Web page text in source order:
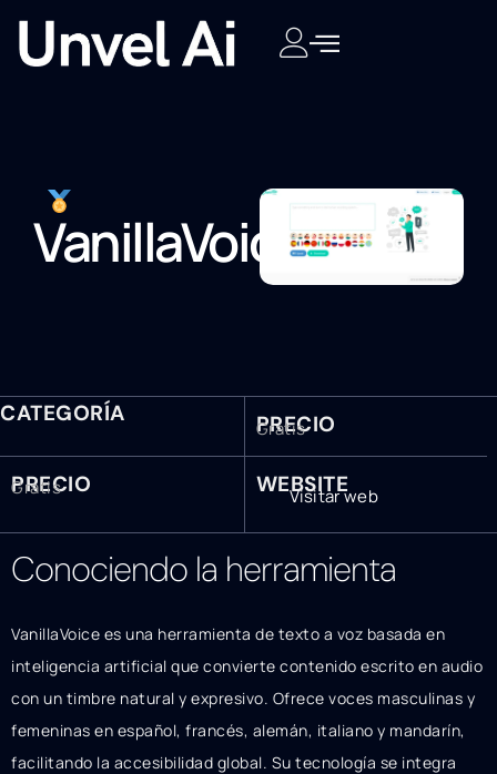
VanillaVoice
CATEGORÍA PRECIO
Gratis
PRECIO
Gratis WEBSITE
Visitar web
Conociendo la herramienta
VanillaVoice es una herramienta de texto a voz basada en
inteligencia artificial que convierte contenido escrito en audio
con un timbre natural y expresivo. Ofrece voces masculinas y
femeninas en español, francés, alemán, italiano y mandarín,
facilitando la accesibilidad global. Su tecnología se integra